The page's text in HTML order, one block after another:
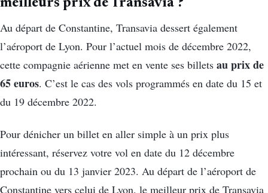
meilleurs prix de Transavia ?
Au départ de Constantine, Transavia dessert également
l’aéroport de Lyon. Pour l’actuel mois de décembre 2022,
cette compagnie aérienne met en vente ses billets au prix de
65 euros. C’est le cas des vols programmés en date du 15 et
du 19 décembre 2022.
Pour dénicher un billet en aller simple à un prix plus
intéressant, réservez votre vol en date du 12 décembre
prochain ou du 13 janvier 2023. Au départ de l’aéroport de
Constantine vers celui de Lyon, le meilleur prix de Transavia